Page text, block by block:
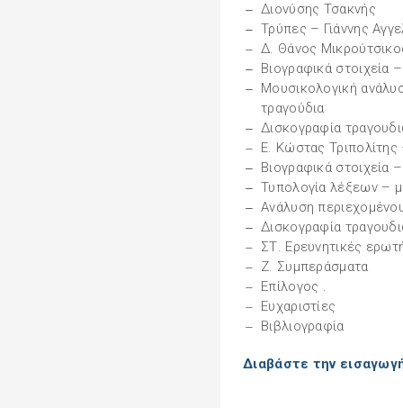
Διονύσης Τσακνής
Τρύπες – Γιάννης
Δ. Θάνος
Βιογραφικά στοιχεία
Μουσικολογική
τραγούδια
Δισκογραφία
Ε. Κώστας
Βιογραφικά στοιχεία
Τυπολογία λέξεων –
Ανάλυση
Δισκογραφία
ΣΤ. Ερευνητικές
Ζ. Συμπεράσματα
Επίλογος .
Ευχαριστίες
Βιβλιογραφία
Διαβάστε την